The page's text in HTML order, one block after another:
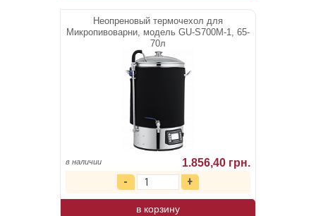
Неопреновый термочехол для
Микропивоварни, модель GU-S700М-1, 65-
70л
в наличии 1.856,40 грн.
в корзину